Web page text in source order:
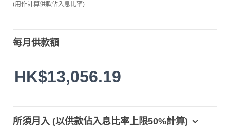
(用作計算供款佔入息比率)
每月供款額
HK$13,056.19
所須月入 (以供款佔入息比率上限50%計算)